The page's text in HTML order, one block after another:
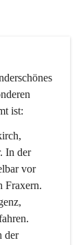
ist:
In der
vor
Fraxern.
der